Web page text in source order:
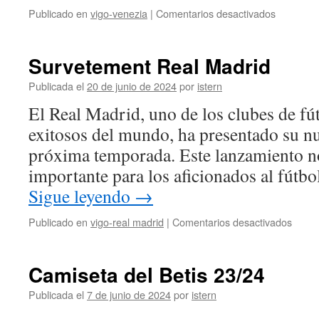
Publicado en vigo-venezia | Comentarios desactivadosen
2023/24
Survetement Real Madrid
Publicada el 20 de junio de 2024por istern
El Real Madrid, uno de los clubes de
exitosos del mundo, ha presentado su
próxima temporada. Este lanzamiento
importante para los aficionados al
Sigue leyendo →
Publicado en vigo-real madrid | Comentarios desactivadosen
Camiseta del Betis 23/24
Publicada el 7 de junio de 2024por istern